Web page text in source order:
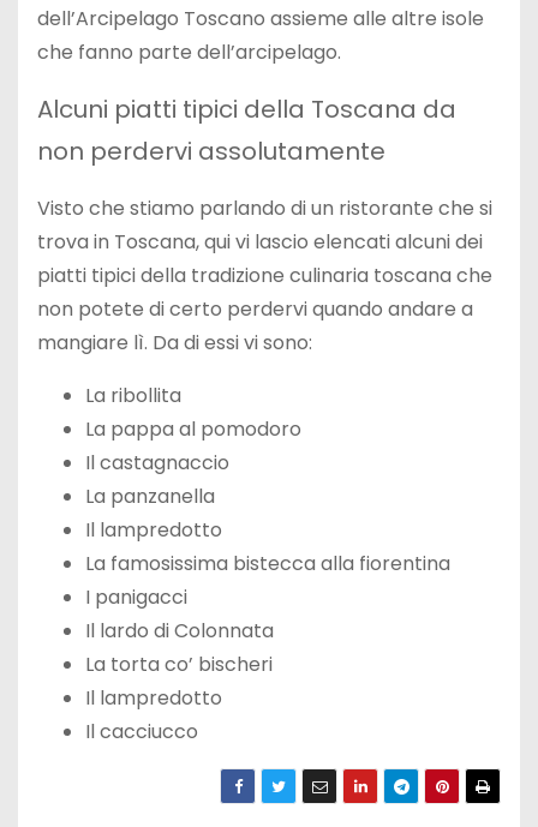
dell’Arcipelago Toscano assieme alle altre isole
che fanno parte dell’arcipelago.
Alcuni piatti tipici della Toscana da
non perdervi assolutamente
Visto che stiamo parlando di un ristorante che si
trova in Toscana, qui vi lascio elencati alcuni dei
piatti tipici della tradizione culinaria toscana che
non potete di certo perdervi quando andare a
mangiare lì. Da di essi vi sono:
La ribollita
La pappa al pomodoro
Il castagnaccio
La panzanella
Il lampredotto
La famosissima bistecca alla fiorentina
I panigacci
Il lardo di Colonnata
La torta co’ bischeri
Il lampredotto
Il cacciucco